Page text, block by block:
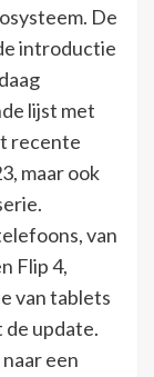
De
introductie
lijst met
recente
maar ook
van
Flip 4,
van tablets
de update.
een